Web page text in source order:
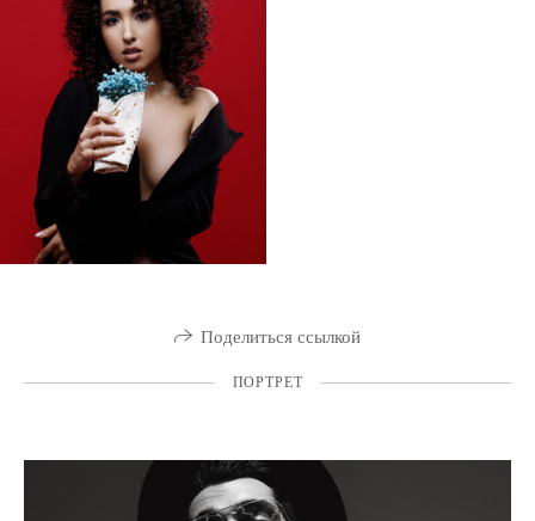
Поделиться ссылкой
ПОРТРЕТ